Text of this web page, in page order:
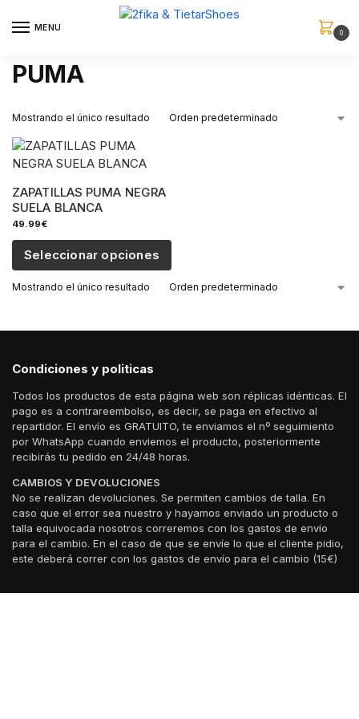
MENU
0
PUMA
Mostrando el único resultado
ZAPATILLAS PUMA NEGRA
SUELA BLANCA
49.99€
Seleccionar opciones
Mostrando el único resultado
Condiciones y politicas
Todos los productos de esta página web son réplicas idénticas. El
pago es a contrareembolso, es decir, se paga en efectivo al
repartidor. El envío es GRATUITO, te enviamos el nº seguimiento
por WhatsApp cuando enviemos el producto, posteriormente
recibirás tu pedido en 24/48 horas.
CAMBIOS Y DEVOLUCIONES
No se realizan devoluciones. Se permiten cambios de talla. En
caso que el error sea nuestro y hayamos enviado un producto o
talla equivocada nosotros correremos con los gastos de envío
para el cambio. En el caso de que se envíe lo que el cliente pidio,
este deberá correr con los gastos de envío para el cambio (15€)